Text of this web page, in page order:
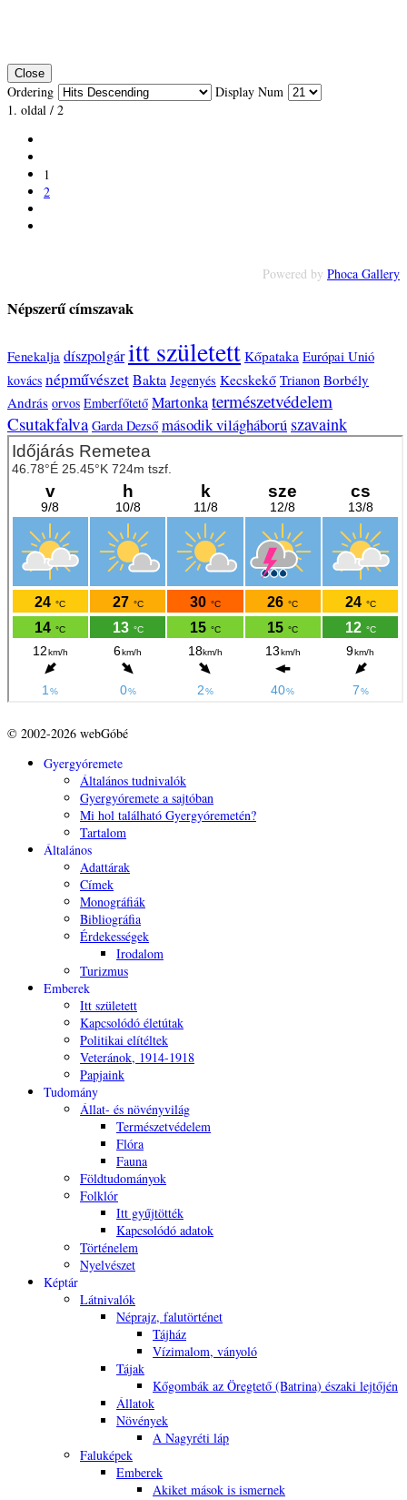
Close
Ordering
Display Num
1. oldal / 2
1
2
Powered by Phoca Gallery
Népszerű címszavak
Fenekalja díszpolgáritt született Kőpataka Európai Unió
kovács népművészetBakta Jegenyés Kecskekő Trianon Borbély
András orvos Emberfőtető Martonkatermészetvédelem
Csutakfalva Garda Dezső második világháború szavaink
© 2002-2026 webGóbé
Gyergyóremete
Általános tudnivalók
Gyergyóremete a sajtóban
Mi hol található Gyergyóremetén?
Tartalom
Általános
Adattárak
Címek
Monográfiák
Bibliográfia
Érdekességek
Irodalom
Turizmus
Emberek
Itt született
Kapcsolódó életútak
Politikai elítéltek
Veteránok, 1914-1918
Papjaink
Tudomány
Állat- és növényvilág
Természetvédelem
Flóra
Fauna
Földtudományok
Folklór
Itt gyűjtötték
Kapcsolódó adatok
Történelem
Nyelvészet
Képtár
Látnivalók
Néprajz, falutörténet
Tájház
Vízimalom, ványoló
Tájak
Kőgombák az Öregtető (Batrina) északi lejtőjén
Állatok
Növények
A Nagyréti láp
Faluképek
Emberek
Akiket mások is ismernek